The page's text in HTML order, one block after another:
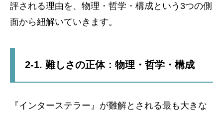
評される理由を、物理・哲学・構成という3つの側
面から紐解いていきます。
2-1. 難しさの正体：物理・哲学・構成
『インターステラー』が難解とされる最も大きな